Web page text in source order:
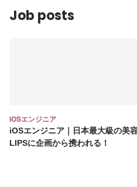
Job posts
iOSエンジニア
iOSエンジニア｜日本最大級の美
LIPSに企画から携われる！